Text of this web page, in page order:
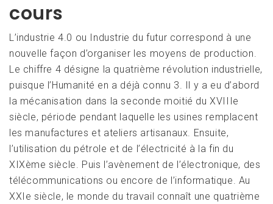
cours
L’industrie 4.0 ou Industrie du futur correspond à une
nouvelle façon d’organiser les moyens de production.
Le chiffre 4 désigne la quatrième révolution industrielle,
puisque l’Humanité en a déjà connu 3. Il y a eu d’abord
la mécanisation dans la seconde moitié du XVIIIe
siècle, période pendant laquelle les usines remplacent
les manufactures et ateliers artisanaux. Ensuite,
l’utilisation du pétrole et de l’électricité à la fin du
XIXème siècle. Puis l’avènement de l’électronique, des
télécommunications ou encore de l’informatique. Au
XXIe siècle, le monde du travail connaît une quatrième